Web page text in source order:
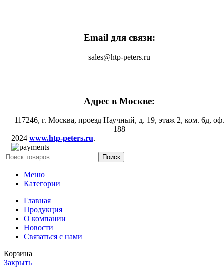
Email для связи:
sales@htp-peters.ru
Адрес в Москве:
117246, г. Москва, проезд Научный, д. 19, этаж 2, ком. 6д, оф.
188
2024 www.htp-peters.ru.
Поиск
Меню
Категории
Главная
Продукция
О компании
Новости
Связаться с нами
Корзина
Закрыть